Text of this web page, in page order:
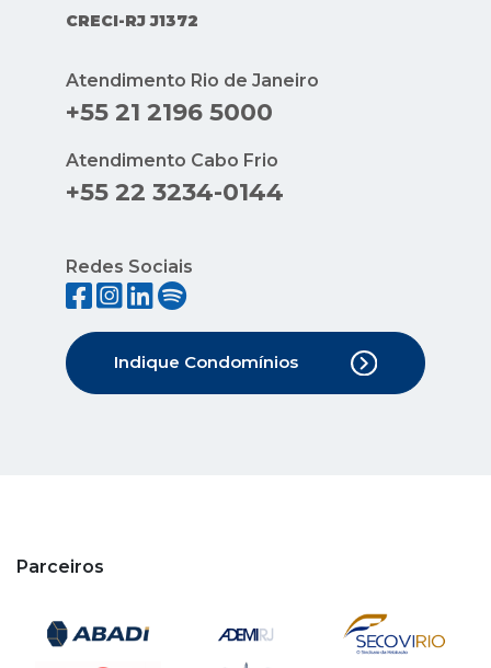
CRECI-RJ J1372
Atendimento Rio de Janeiro
+55 21 2196 5000
Atendimento Cabo Frio
+55 22 3234-0144
Redes Sociais
Indique Condomínios
Parceiros